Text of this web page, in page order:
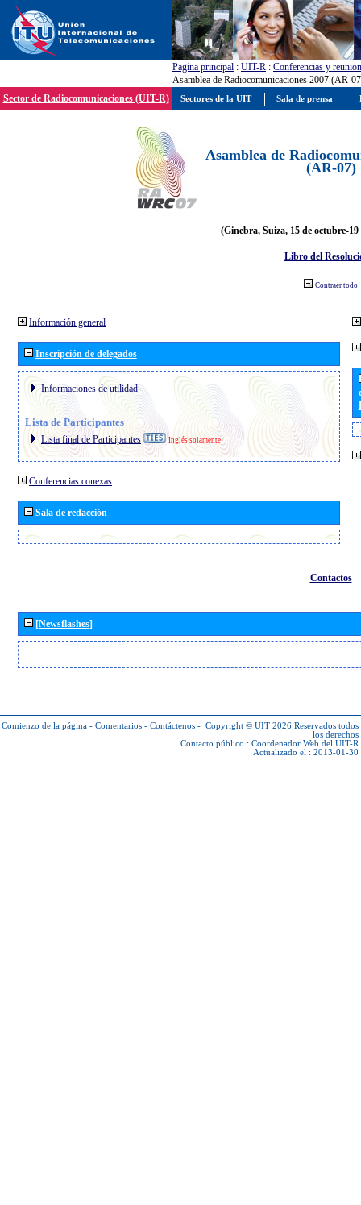
Pagína principal : UIT-R : Conferencias y
Asamblea de Radiocomunicaciones 2007 (AR-
Sector de Radiocomunicaciones (UIT-R)
Asamblea de
(AR-07)
(Ginebra, Suiza, 15 de octubre-19
Libro del
Contraer todo
Información general
Inscripción de delegados
Informaciones de utilidad
Lista de Participantes
Lista final de Participantes Inglés solamente
Conferencias conexas
Sala de redacción
Contactos
[Newsflashes]
Comienzo de la página - Comentarios - Contáctenos - Copyright © UIT 2026 Reservados todos
los derechos
Contacto público : Coordenador Web del UIT-R
Actualizado el : 2013-01-30
Sectores de la UIT Sala de prensa